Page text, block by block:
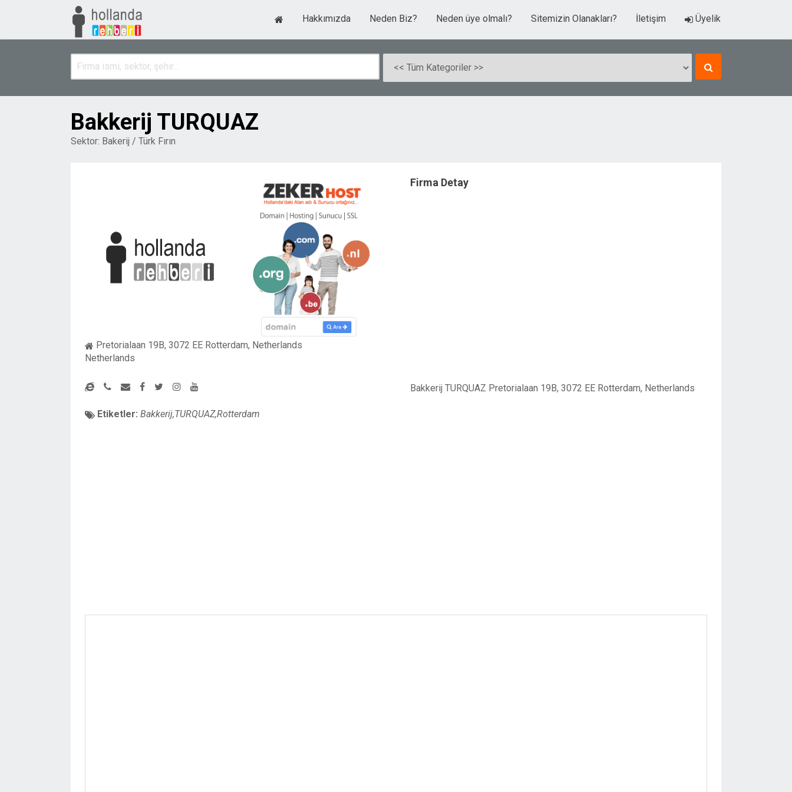
Hakkımızda Neden Biz? Neden üye olmalı? Sitemizin Olanakları? İletişim Üyelik
Bakkerij TURQUAZ
Sektor: Bakerij / Türk Fırın
Pretorialaan 19B, 3072 EE Rotterdam, Netherlands
Netherlands
Etiketler: Bakkerij,TURQUAZ,Rotterdam
Firma Detay
Bakkerij TURQUAZ Pretorialaan 19B, 3072 EE Rotterdam, Netherlands